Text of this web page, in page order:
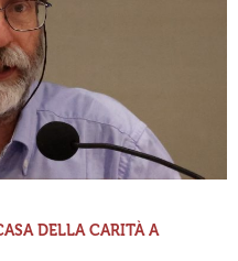
DELLA CARITÀ A